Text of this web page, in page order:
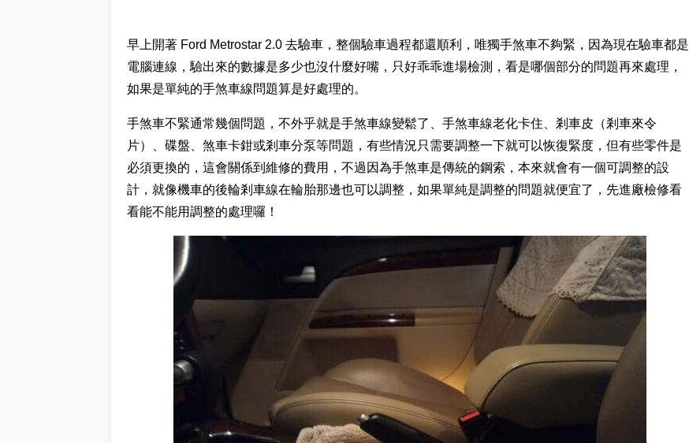
早上開著 Ford Metrostar 2.0 去驗車，整個驗車過程都還順利，唯獨手煞車不夠緊，因為現在驗車都是
電腦連線，驗出來的數據是多少也沒什麼好嘴，只好乖乖進場檢測，看是哪個部分的問題再來處理，
如果是單純的手煞車線問題算是好處理的。
手煞車不緊通常幾個問題，不外乎就是手煞車線變鬆了、手煞車線老化卡住、剎車皮（剎車來令
片）、碟盤、煞車卡鉗或剎車分泵等問題，有些情況只需要調整一下就可以恢復緊度，但有些零件是
必須更換的，這會關係到維修的費用，不過因為手煞車是傳統的鋼索，本來就會有一個可調整的設
計，就像機車的後輪剎車線在輪胎那邊也可以調整，如果單純是調整的問題就便宜了，先進廠檢修看
看能不能用調整的處理囉！